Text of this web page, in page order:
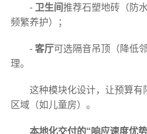
- 卫生间 推荐石塑地砖（防
频繁养护）；
- 客厅可选隔音吊顶（降低
理。
这种模块化设计，让预算有
区域（如儿童房）。
本地化交付的“响应速度优